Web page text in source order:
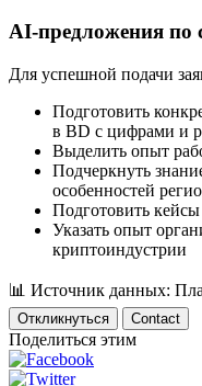
AI-предложения по
Для успешной подачи
Подготовить
в BD с цифрами и
Выделить опыт
Подчеркнуть
особенностей
Подготовить
Указать опыт
криптоиндустрии
📊 Источник данных:
Откликнуться Contact
Поделиться этим